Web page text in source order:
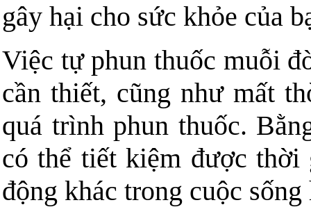
gây hại cho sức khỏe của
Việc tự phun thuốc muỗi
cần thiết, cũng như mất
quá trình phun thuốc.
có thể tiết kiệm được thời
động khác trong cuộc sống